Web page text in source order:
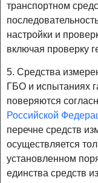
транспортном
настройки и
включая проверку
5. Средства
ГБО и испытаниях
поверяются
Российской
перечне средств
осуществляется
установленном
единства средств